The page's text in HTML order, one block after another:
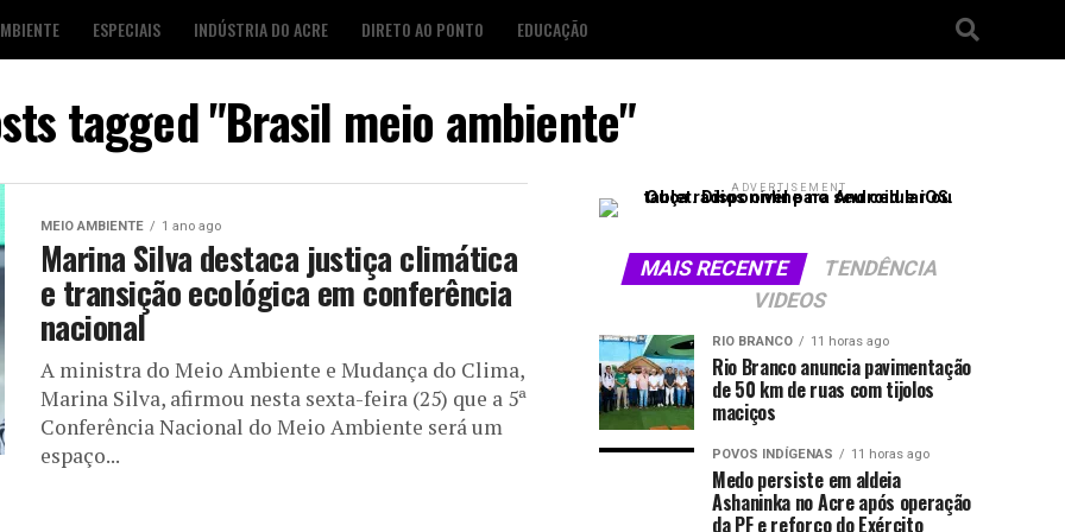
ESPECIAIS INDÚSTRIA DO ACRE DIRETO AO PONTO EDUCAÇÃO
tagged "Brasil meio ambiente"
MEIO AMBIENTE 1 ano ago
Marina Silva destaca justiça climática
e transição ecológica em conferência
nacional
A ministra do Meio Ambiente e Mudança do Clima,
Marina Silva, afirmou nesta sexta-feira (25) que a 5ª
Conferência Nacional do Meio Ambiente será um
espaço...
ADVERTISEMENT
MAIS RECENTE
TENDÊNCIA
VIDEOS
RIO BRANCO 11 horas ago
Rio Branco anuncia pavimentação
de 50 km de ruas com tijolos
maciços
POVOS INDÍGENAS 11 horas ago
Medo persiste em aldeia
Ashaninka no Acre após operação
da PF e reforço do Exército